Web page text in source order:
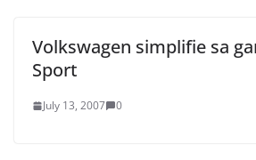
Volkswagen simplifie sa
Sport
July 13, 2007 0